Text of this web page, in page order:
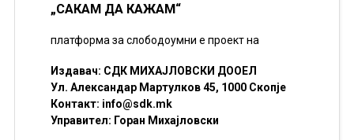
„САКАМ ДА КАЖАМ“
платформа за слободоумни е проект на
Издавач: СДК МИХАЈЛОВСКИ ДООЕЛ
Ул. Александар Мартулков 45, 1000 Скопје
Контакт: info@sdk.mk
Управител: Горан Михајловски